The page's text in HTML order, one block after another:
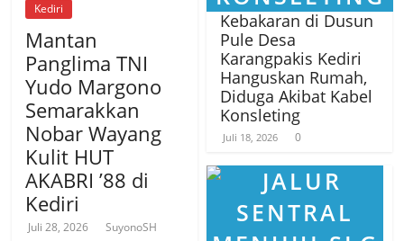
Kediri
Mantan
Panglima TNI
Yudo Margono
Semarakkan
Nobar Wayang
Kulit HUT
AKABRI ’88 di
Kediri
Juli 28, 2026
SuyonoSH
Kebakaran di Dusun
Pule Desa
Karangpakis Kediri
Hanguskan Rumah,
Diduga Akibat Kabel
Konsleting
Juli 18, 2026 0